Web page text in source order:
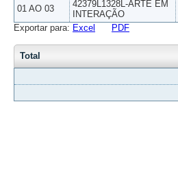
01 AO 03
42379L1328L-ARTE EM
INTERAÇÃO
Exportar para: Excel PDF
Total